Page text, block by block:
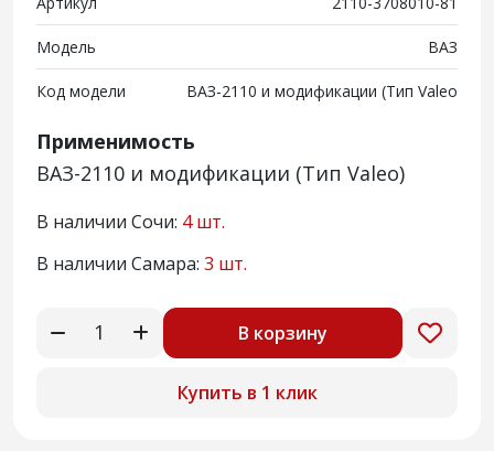
Модель ВАЗ
Код модели ВАЗ-2110 и модификации (Тип Valeo
Применимость
ВАЗ-2110 и модификации (Тип Valeo)
В наличии Сочи: 4 шт.
В наличии Самара: 3 шт.
В корзину
Купить в 1 клик